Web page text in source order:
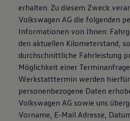
erhalten. Zu diesem Zweck
Volkswagen AG die folgenden
Informationen von Ihnen:
den aktuellen Kilometerstand,
durchschnittliche Fahrleistung
Möglichkeit einer
Werkstatttermin werden
personenbezogene Daten
Volkswagen AG sowie uns
Vorname, E-Mail Adresse,